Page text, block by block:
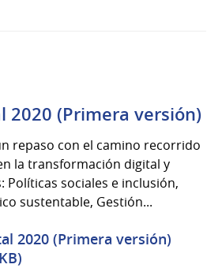
2020 (Primera versión)
repaso con el camino recorrido
la transformación digital y
Políticas sociales e inclusión,
sustentable, Gestión...
2020 (Primera versión)